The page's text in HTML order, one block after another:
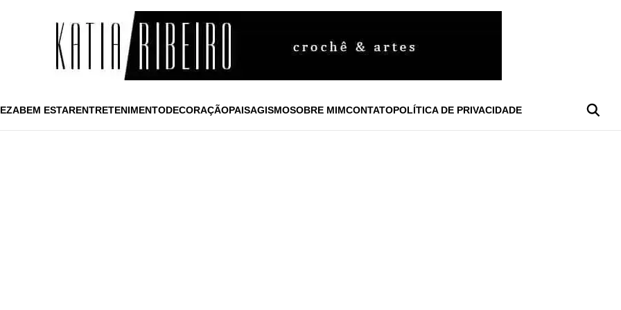
BEM ESTARENTRETENIMENTODECORAÇÃOPAISAGISMOSOBRE MIMCONTATOPOLÍTICA DE PRIVACIDADE